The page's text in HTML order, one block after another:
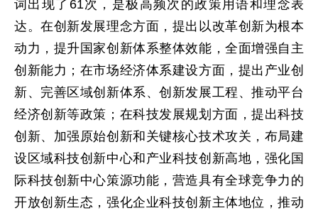
词出现了61次，是极高频次的政策用语和理念表
达。在创新发展理念方面，提出以改革创新为根本
动力，提升国家创新体系整体效能，全面增强自主
创新能力；在市场经济体系建设方面，提出产业创
新、完善区域创新体系、创新发展工程、推动平台
经济创新等政策；在科技发展规划方面，提出科技
创新、加强原始创新和关键核心技术攻关，布局建
设区域科技创新中心和产业科技创新高地，强化国
际科技创新中心策源功能，营造具有全球竞争力的
开放创新生态，强化企业科技创新主体地位，推动